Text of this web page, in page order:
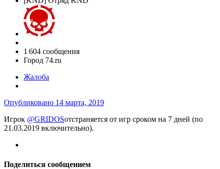
1 604 сообщения
Город 74.ru
Жалоба
Опубликовано 14 марта, 2019
Игрок @GRIDOSотстраняется от игр сроком на 7 дней (по
21.03.2019 включительно).
Поделиться сообщением